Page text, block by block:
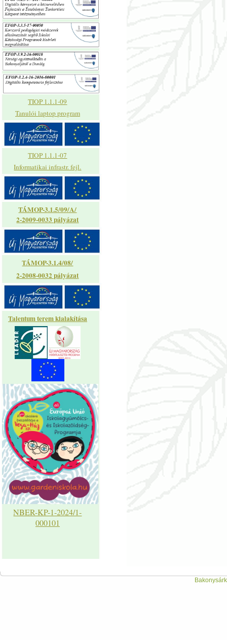
TIOP 1.1.1-09
Tanulói laptop program
TIOP 1.1.1-07
Informatikai infrastr. fejl.
TÁMOP-3.1.5/09/A/
2-2009-0033 pályázat
TÁMOP-3.1.4/08/
2-2008-0032 pályázat
Talentum terem kialakítása
NBER-KP-1-2024/1-
000101